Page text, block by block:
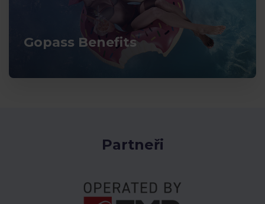
Gopass Benefits
Partneři